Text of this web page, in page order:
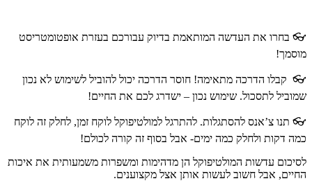
👓 בחרו את העדשה המותאמת בדיוק עבורכם בעזרת אופטומטריסט
מוסמך!
👓 קבלו הדרכה מתאימה! חוסר הדרכה יכול להוביל לשימוש לא נכון
שמוביל לתסכול. שימוש נכון – ישדרג לכם את החיים!
👓 תנו צ’אנס להסתגלות. להתרגל למולטיפוקל לוקח זמן, לחלק זה לוקח
כמה דקות ולחלק כמה ימים- אבל בסוף זה קורה לכולם!
לסיכום עדשות המולטיפוקל הן מדהימות ומשפרות משמעותית את איכות
החיים, אבל חשוב לעשות אותן אצל מקצוענים.